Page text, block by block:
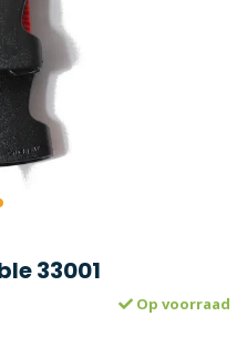
33001
Op voorraad